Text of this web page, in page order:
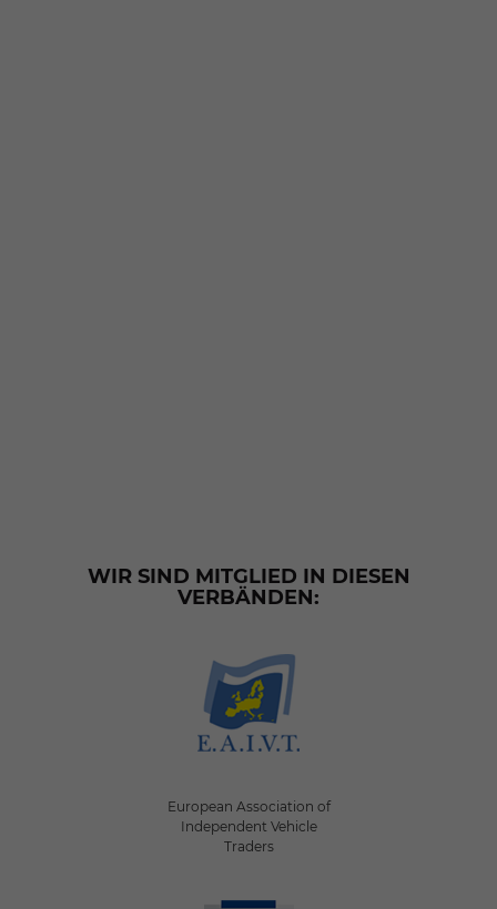
WIR SIND MITGLIED IN DIESEN
VERBÄNDEN:
European Association of
Independent Vehicle
Traders